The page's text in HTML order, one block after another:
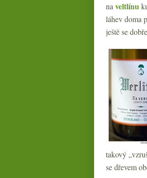
na veltlínu
láhev doma
ještě se
takový
se dřevem